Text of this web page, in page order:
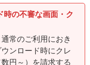
時の不審な画面・ク
常のご利用におき
ンロード時にクレ
円～）を請求する